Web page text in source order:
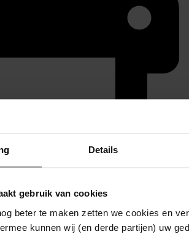
Details
gebruik van cookies
beter te maken zetten we cookies en
kunnen wij (en derde partijen) uw